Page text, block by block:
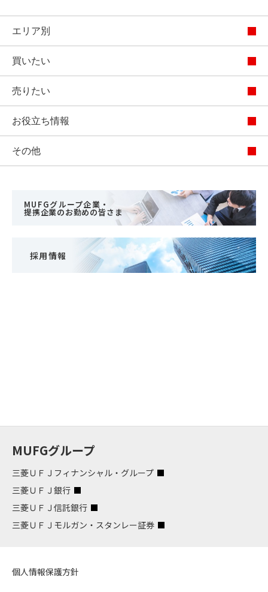
エリア別
買いたい
売りたい
お役立ち情報
その他
MUFGグループ企業・
提携企業のお勤めの皆さま
採用情報
MUFGグループ
三菱ＵＦＪフィナンシャル・グループ
三菱ＵＦＪ銀行
三菱ＵＦＪ信託銀行
三菱ＵＦＪモルガン・スタンレー証券
個人情報保護方針